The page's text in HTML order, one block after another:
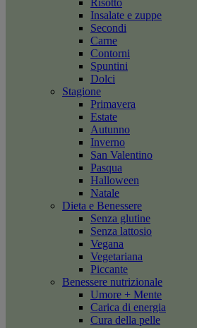
Risotto
Insalate e zuppe
Secondi
Carne
Contorni
Spuntini
Dolci
Stagione
Primavera
Estate
Autunno
Inverno
San Valentino
Pasqua
Halloween
Natale
Dieta e Benessere
Senza glutine
Senza lattosio
Vegana
Vegetariana
Piccante
Benessere nutrizionale
Umore + Mente
Carica di energia
Cura della pelle